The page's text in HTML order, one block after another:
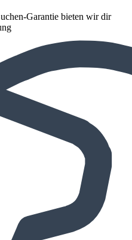
Garantie bieten wir dir